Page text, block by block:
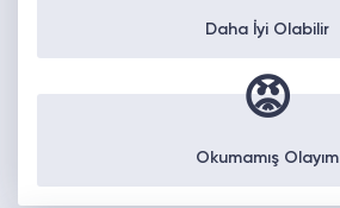
Daha İyi Olabilir
😡
Okumamış Olayım